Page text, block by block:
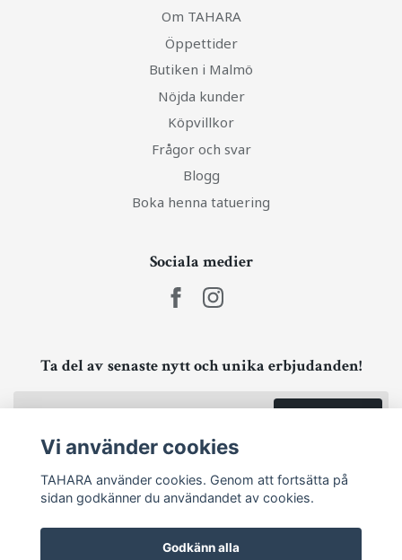
Om TAHARA
Öppettider
Butiken i Malmö
Nöjda kunder
Köpvillkor
Frågor och svar
Blogg
Boka henna tatuering
Sociala medier
Ta del av senaste nytt och unika erbjudanden!
Vi använder cookies
TAHARA använder cookies. Genom att fortsätta på
sidan godkänner du användandet av cookies.
Godkänn alla